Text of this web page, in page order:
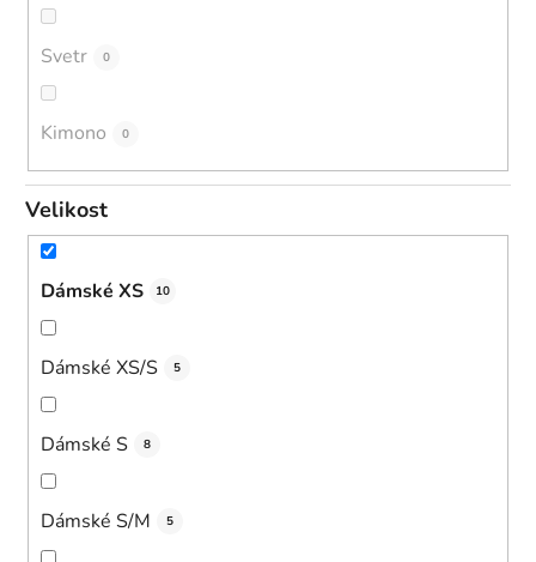
Svetr 0
Kimono 0
Velikost
Dámské XS 10
Dámské XS/S 5
Dámské S 8
Dámské S/M 5